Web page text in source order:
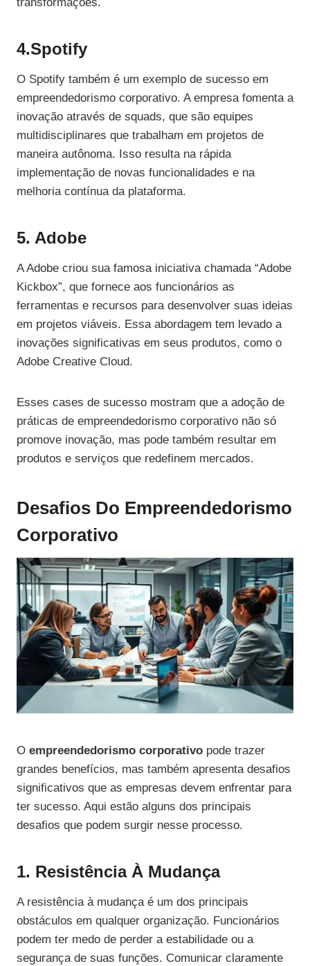
4.Spotify
O Spotify também é um exemplo de sucesso em
empreendedorismo corporativo. A empresa fomenta a
inovação através de squads, que são equipes
multidisciplinares que trabalham em projetos de
maneira autônoma. Isso resulta na rápida
implementação de novas funcionalidades e na
melhoria contínua da plataforma.
5. Adobe
A Adobe criou sua famosa iniciativa chamada “Adobe
Kickbox”, que fornece aos funcionários as
ferramentas e recursos para desenvolver suas ideias
em projetos viáveis. Essa abordagem tem levado a
inovações significativas em seus produtos, como o
Adobe Creative Cloud.
Esses cases de sucesso mostram que a adoção de
práticas de empreendedorismo corporativo não só
promove inovação, mas pode também resultar em
produtos e serviços que redefinem mercados.
Desafios Do Empreendedorismo
Corporativo
O empreendedorismo corporativo pode trazer
grandes benefícios, mas também apresenta desafios
significativos que as empresas devem enfrentar para
ter sucesso. Aqui estão alguns dos principais
desafios que podem surgir nesse processo.
1. Resistência À Mudança
A resistência à mudança é um dos principais
obstáculos em qualquer organização. Funcionários
podem ter medo de perder a estabilidade ou a
segurança de suas funções. Comunicar claramente